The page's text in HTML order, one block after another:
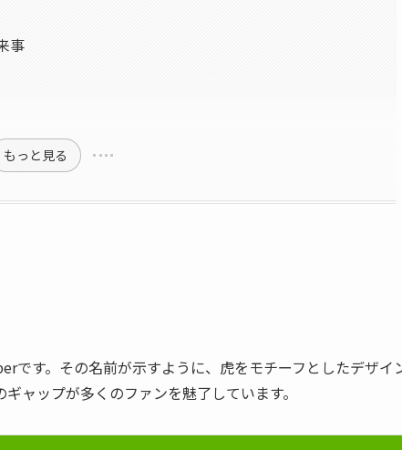
事
もっと見る
です。その名前が示すように、虎をモチーフとしたデザイ
ャップが多くのファンを魅了しています。